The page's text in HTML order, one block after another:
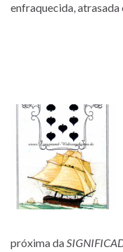
enfraquecida,
próxima da